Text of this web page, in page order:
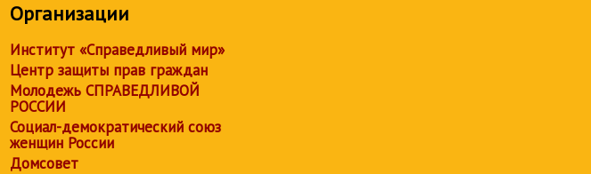
Организации
Институт «Справедливый мир»
Центр защиты прав граждан
Молодежь СПРАВЕДЛИВОЙ
РОССИИ
Социал-демократический союз
женщин России
Домсовет